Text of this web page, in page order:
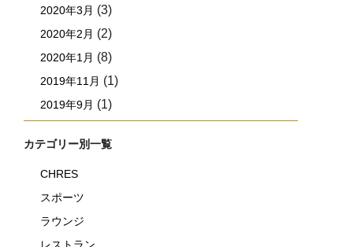
2020年3月 (3)
2020年2月 (2)
2020年1月 (8)
2019年11月 (1)
2019年9月 (1)
カテゴリー別一覧
CHRES
スポーツ
ラウンジ